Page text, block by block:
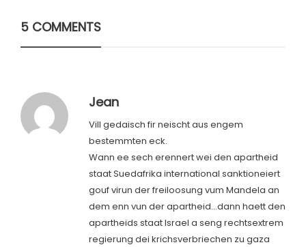
5 COMMENTS
Jean
Vill gedaisch fir neischt aus engem
bestemmten eck.
Wann ee sech erennert wei den apartheid
staat Suedafrika international sanktioneiert
gouf virun der freiloosung vum Mandela an
dem enn vun der apartheid…dann haett den
apartheids staat Israel a seng rechtsextrem
regierung dei krichsverbriechen zu gaza